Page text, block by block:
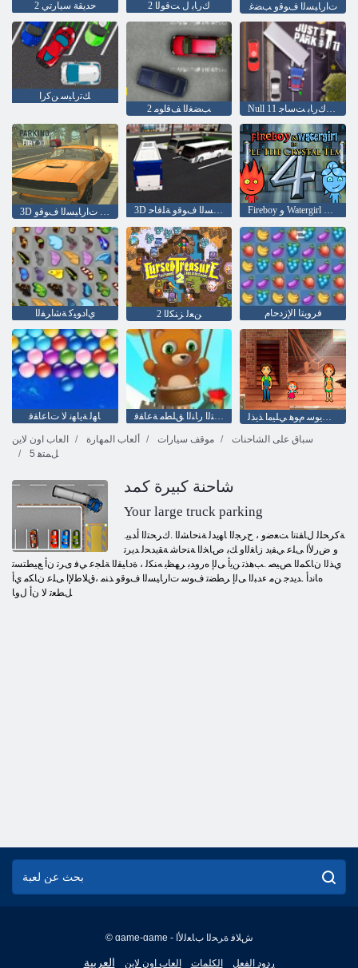
حديقة سيارتي 2 2 ﻙﺭﺎﺑ ﻝ ﺖﻗﻮﻟﺍ ﺕﺍﺭﺎﻴﺴﻟﺍ ﻑﻮﻗﻭ ﺐﻀﻏ
ﻚﺗﺭﺎﻴﺳ ﻦﻛﺭﺍ
2 ﺐﻀﻐﻟﺍ ﻒﻗﺍﻮﻣ
Null 11 ﺖﻳﺇ ﻙﺭﺎﺑ ﺖﺳﺎﺟ
3D ﺕﺍﺭﺎﻴﺴﻟﺍ ﻑﻮﻗﻭ ﺔﻠﻓﺎﺣ Fireboy ﻭ Watergirl 4: Crystal Temple
ﻱﺍﺩﻮﻴﻛ ﺔﺷﺍﺮﻔﻟﺍ 2 ﻦﻌﻟ ﺰﻨﻜﻟﺍ فرويتا الإزدحام
ﺎﻬﻟ ﺔﻳﺎﻬﻧ ﻻ ﺕﺎﻋﺎﻘﻓ ﺎﻬﻟ ﺔﻳﺎﻬﻧ ﻻ ﻲﺘﻟﺍ ﺭﺎﻨﻟﺍ ﻖﻠﻄﻣ ﺔﻋﺎﻘﻓ
ﻡﻮﻫ ﺖﻳﻮﺳ ﻡﻮﻫ ﻲﻠﻴﻣﺍ ﺬﻳﺬﻟ
العاب اون لاين
ألعاب المهارة موقف سيارات
سباق على الشاحنات
5 ﻞﻤﺘﻫ
شاحنة كبيرة كمد
Your large truck parking
.ﺔﻛﺮﺤﻠﻟ ﻝﺎﻘﺘﻧﺍ ﺖﻌﺿﻭ ، ﺡﺮﺠﻟﺍ ﺎﻬﻳﺪﻟ ﺔﻨﺣﺎﺸﻟﺍ .ﻙﺮﺤﺘﻟﺍ ﺃﺪﺒﻳ
ﻭ ﺽﺭﻷ ﺍ ﻰﻠﻋ ﻲﻔﻳﺩ ﺯﺎﻐﻟﺍﻭ ﻚﺑ ﺹﺎﺨﻟﺍ ﺔﻨﺣﺎﺷ ﺔﻘﻳﺪﺤﻟ ﺪﻳﺮﺗ
ﻱﺬﻟﺍ ﻥﺎﻜﻤﻟﺍ ﺺﻴﺼ .ﺐﻫﺬﺗ ﻦﻳﺃ ﻰﻟﺇ ﻩﺭﻭﺪﺑ ﺮﻬﻈﻳ ﻪﻨﻜﻟ ، ﺓﺩﺎﻴﻘﻟﺍ ﺔﻠﺠﻋ ﻲﻓ ﻯﺮﺗ ﻥﺃ ﻊﻴﻄﺘﺴﺗ
ﻩﺎﻧﺩﺃ .ﺪﻳﺪﺟ ﻦﻣ ءﺪﺒﻟﺍ ﻰﻟﺇ ﺮﻄﻀﺗ ﻑﻮﺳ ﺕﺍﺭﺎﻴﺴﻟﺍ ﻑﻮﻗﻭ ﺬﻨﻣ ،ﻕﻼ ﻃﻹ ﺍ ﻰﻠﻋ ﻥﺎﻜﻣ ﻱﺃ
ﻞﻄﻌﺗ ﻻ ﻥﺃ ﻝﻭﺎ
© game-game - ﺵﻼ ﻓ ﺓﺮﺤﻟﺍ ﺏﺎﻌﻟﻷ ﺍ
العربية
English
العاب اون لاين الكلمات ردود الفعل